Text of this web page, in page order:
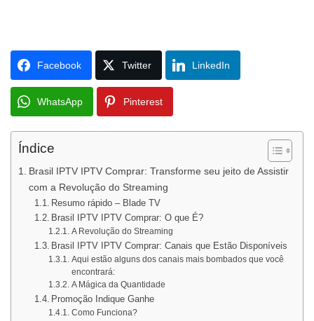
Facebook Twitter LinkedIn
WhatsApp Pinterest
Índice
Brasil IPTV IPTV Comprar: Transforme seu jeito de Assistir
com a Revolução do Streaming
Resumo rápido – Blade TV
Brasil IPTV IPTV Comprar: O que É?
A Revolução do Streaming
Brasil IPTV IPTV Comprar: Canais que Estão Disponíveis
Aqui estão alguns dos canais mais bombados que você
encontrará:
A Mágica da Quantidade
Promoção Indique Ganhe
Como Funciona?